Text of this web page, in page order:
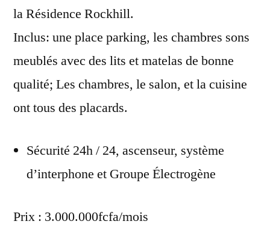
la Résidence Rockhill.
Inclus: une place parking, les chambres sons
meublés avec des lits et matelas de bonne
qualité; Les chambres, le salon, et la cuisine
ont tous des placards.
Sécurité 24h / 24, ascenseur, système
d’interphone et Groupe Électrogène
Prix : 3.000.000fcfa/mois